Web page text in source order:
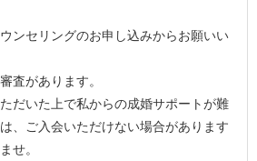
ンセリングのお申し込みからお願いい
査があります。
だいた上で私からの成婚サポートが難
、ご入会いただけない場合があります
せ。